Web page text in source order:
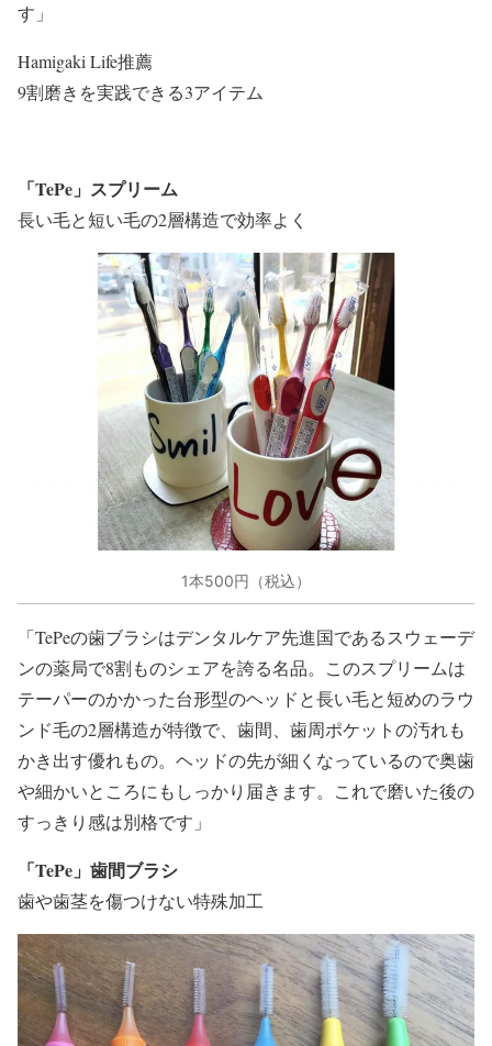
す」
Hamigaki Life推薦
9割磨きを実践できる3アイテム
「TePe」スプリーム
長い毛と短い毛の2層構造で効率よく
1本500円（税込）
「TePeの歯ブラシはデンタルケア先進国であるスウェーデ
ンの薬局で8割ものシェアを誇る名品。このスプリームは
テーパーのかかった台形型のヘッドと長い毛と短めのラウ
ンド毛の2層構造が特徴で、歯間、歯周ポケットの汚れも
かき出す優れもの。ヘッドの先が細くなっているので奥歯
や細かいところにもしっかり届きます。これで磨いた後の
すっきり感は別格です」
「TePe」歯間ブラシ
歯や歯茎を傷つけない特殊加工